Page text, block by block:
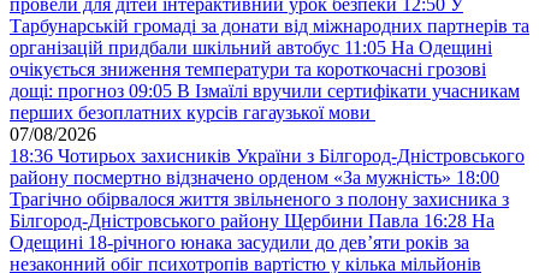
провели для дітей інтерактивний урок безпеки 12:50 У
Тарбунарській громаді за донати від міжнародних партнерів та
організацій придбали шкільний автобус 11:05 На Одещині
очікується зниження температури та короткочасні грозові
дощі: прогноз 09:05 В Ізмаїлі вручили сертифікати учасникам
перших безоплатних курсів гагаузької мови
07/08/2026
18:36 Чотирьох захисників України з Білгород-Дністровського
району посмертно відзначено орденом «За мужність» 18:00
Трагічно обірвалося життя звільненого з полону захисника з
Білгород-Дністровського району Щербини Павла 16:28 На
Одещині 18-річного юнака засудили до дев’яти років за
незаконний обіг психотропів вартістю у кілька мільйонів